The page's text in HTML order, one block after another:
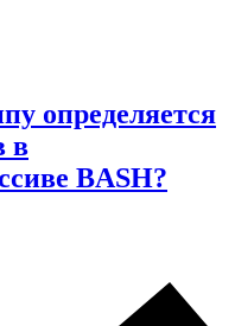
определяется
в
BASH?